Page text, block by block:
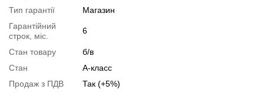
Тип гарантії
Магазин
Гарантійний
строк, міс.
6
Стан товару
б/в
Стан
А-класс
Продаж з ПДВ
Так (+5%)